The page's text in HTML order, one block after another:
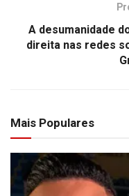
A desumanidade
direita nas redes
Mais Populares